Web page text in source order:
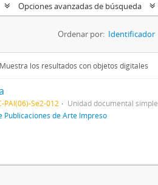
Opciones avanzadas de búsqueda
Ordenar por: Identificador
Muestra los resultados con objetos digitales
PAI(06)-Se2-012 Unidad documental simple
Publicaciones de Arte Impreso